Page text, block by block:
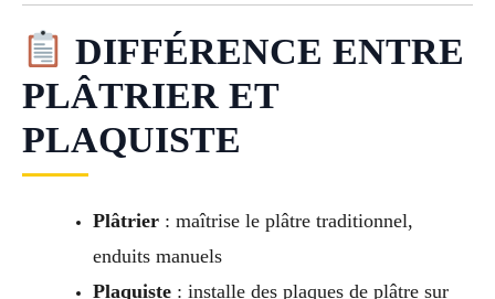
DIFFÉRENCE ENTRE
PLÂTRIER ET
PLAQUISTE
Plâtrier: maîtrise le plâtre traditionnel,
enduits manuels
Plaquiste: installe des plaques de plâtre sur